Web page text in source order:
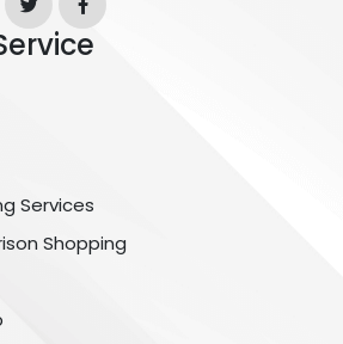
Services
Shopping